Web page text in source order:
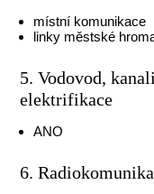
místní komunikace
linky městské
5. Vodovod,
elektrifikace
ANO
6.